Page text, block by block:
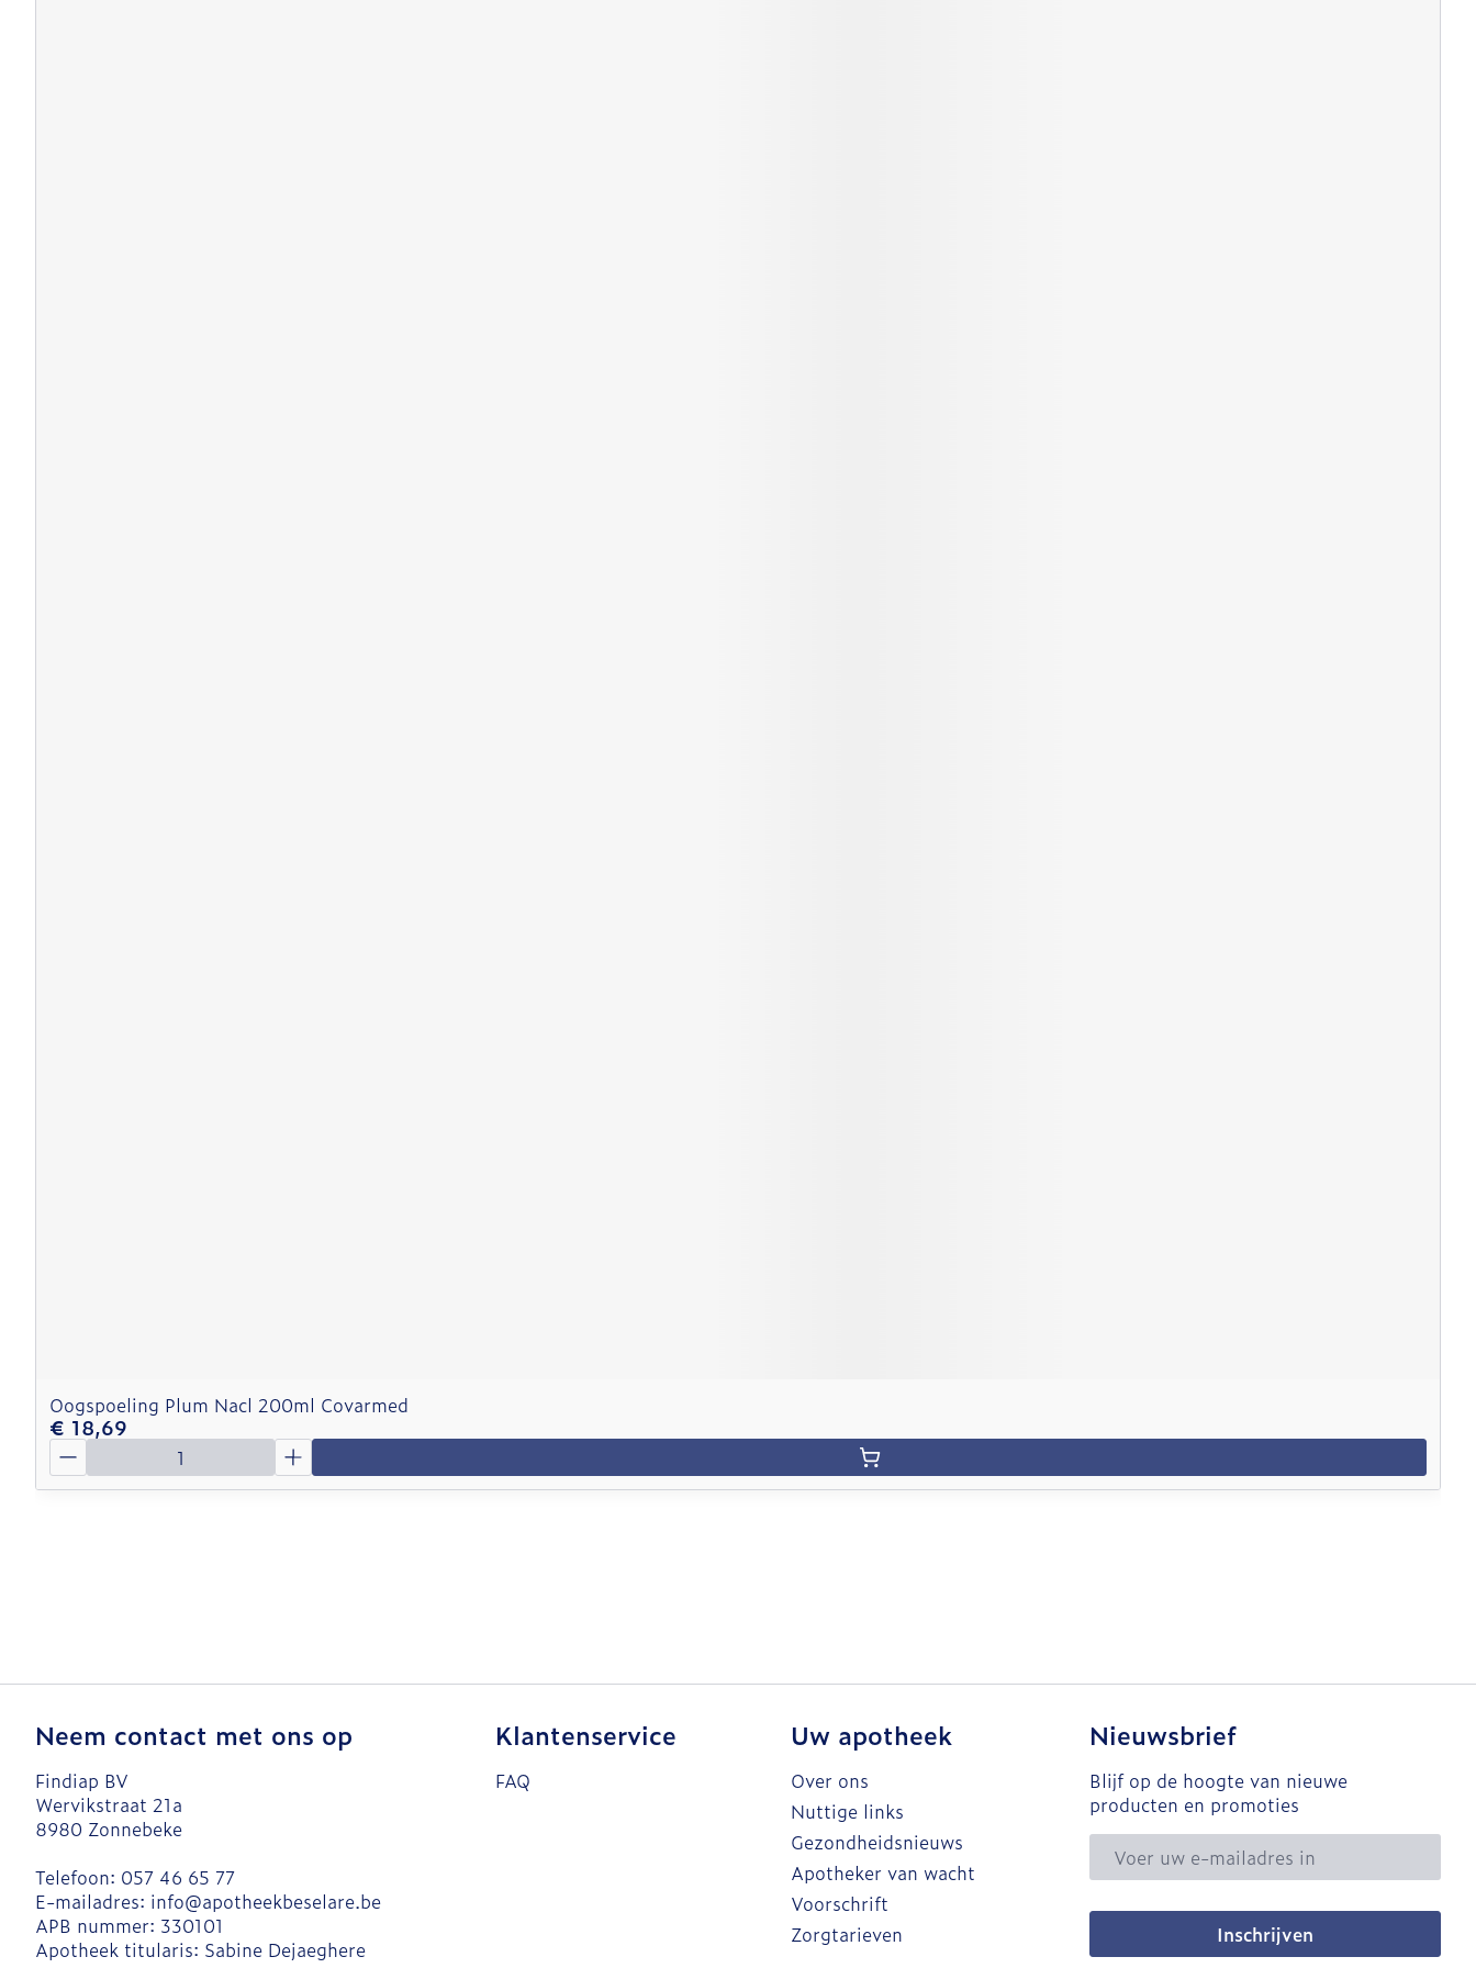
Oogspoeling Plum Nacl 200ml Covarmed
€ 18,69
Aantal
Neem contact met ons op
Findiap BV
Wervikstraat 21a
8980 Zonnebeke
Telefoon: 057 46 65 77
E-mailadres: info@apotheekbeselare.be
APB nummer: 330101
Apotheek titularis: Sabine Dejaeghere
Klantenservice
FAQ
Uw apotheek
Over ons
Nuttige links
Gezondheidsnieuws
Apotheker van wacht
Voorschrift
Zorgtarieven
Nieuwsbrief
Blijf op de hoogte van nieuwe
producten en promoties
E-mail adres
Inschrijven